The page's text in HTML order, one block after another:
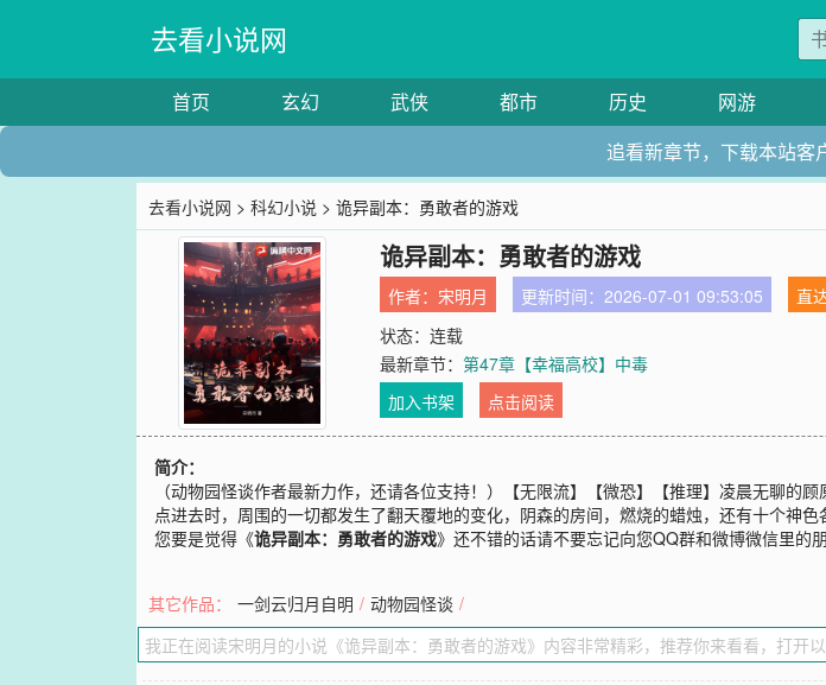
去看小说网
首页 玄幻 武侠 都市 历史 网游
追看新章节，下载本站客
去看小说网 >科幻小说 > 诡异副本：勇敢者的游戏
诡异副本：勇敢者的游戏
作者： 宋明月 更新时间：2026-07-01 09:53:05
直
状态：连载
最新章节：第47章【幸福高校】中毒
加入书架
点击阅读
简介：
（动物园怪谈作者最新力作，还请各位支持！）【无限流】【微恐】【推理】凌晨无聊
点进去时，周围的一切都发生了翻天覆地的变化，阴森的房间，燃烧的蜡烛，还有十个神色
您要是觉得《诡异副本：勇敢者的游戏》还不错的话请不要忘记向您QQ群和微博微信里的朋
其它作品： 一剑云归月自明 / 动物园怪谈 /